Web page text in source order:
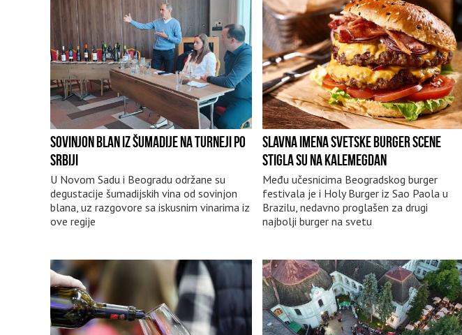
SOVINJON BLAN IZ ŠUMADIJE NA TURNEJI PO
SRBIJI
U Novom Sadu i Beogradu održane su
degustacije šumadijskih vina od sovinjon
blana, uz razgovore sa iskusnim vinarima iz
ove regije
SLAVNA IMENA SVETSKE BURGER SCENE
STIGLA SU NA KALEMEGDAN
Među učesnicima Beogradskog burger
festivala je i Holy Burger iz Sao Paola u
Brazilu, nedavno proglašen za drugi
najbolji burger na svetu